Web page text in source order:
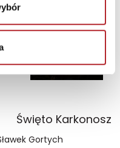
Święto Karkonoszy
Gortych